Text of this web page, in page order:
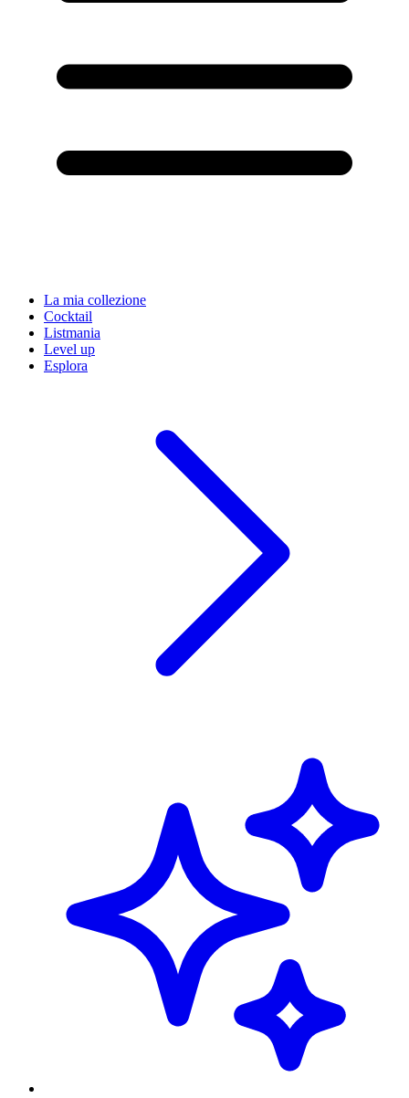
La mia collezione
Cocktail
Listmania
Level up
Esplora